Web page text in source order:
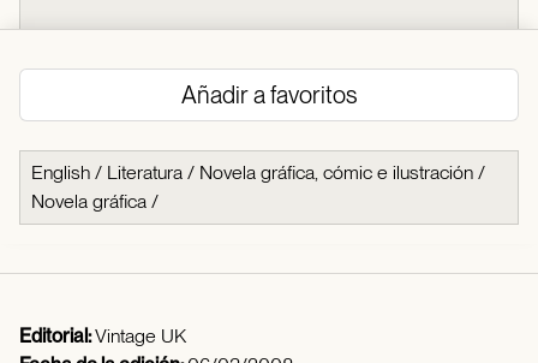
Añadir a favoritos
English / Literatura / Novela gráfica, cómic e ilustración /
Novela gráfica /
Editorial:Vintage UK